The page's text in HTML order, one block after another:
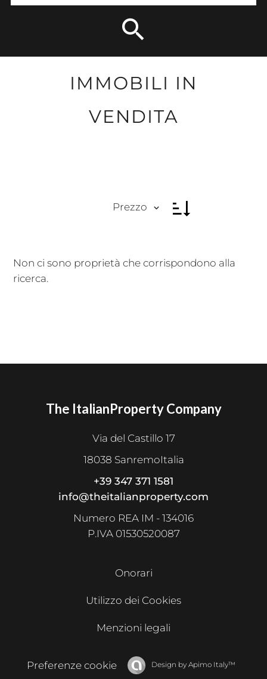
IMMOBILI IN
VENDITA
Prezzo
Non ci sono proprietà che corrispondono alla
ricerca.
The ItalianProperty Company
Via del Castillo 17
18038 SanremoItalia
+39 347 371 1581
info@theitalianproperty.com
Numero REA IM - 134016
P.IVA 01530520087
Onorari
Utilizzo dei Cookies
Menzioni legali
Preferenze cookie Design by Apimo Italy™